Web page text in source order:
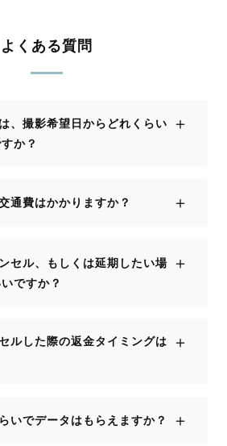
よくある質問
、撮影希望日からどれくらい
か？
＋
通費はかかりますか？ ＋
セル、もしくは延期したい場
ですか？
＋
ルした際の返金タイミングは
＋
いでデータはもらえますか？ ＋